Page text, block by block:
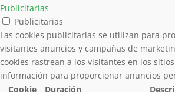
Publicitarias
Publicitarias
Las cookies publicitarias se utilizan para
visitantes anuncios y campañas de
cookies rastrean a los visitantes en los
información para proporcionar anuncios
Cookie
Duración